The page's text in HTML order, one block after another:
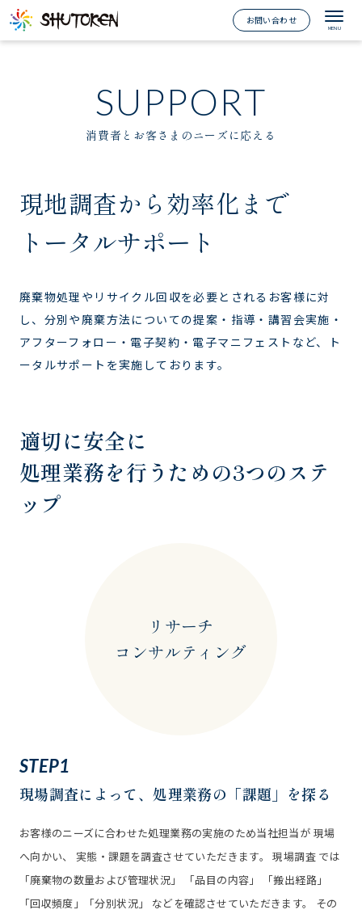
お問い合わせ
SUPPORT
消費者とお客さまのニーズに応える
現地調査から効率化まで
トータルサポート
廃棄物処理やリサイクル回収を必要とされるお客様に対
し、 分別や廃棄方法についての提案・指導・講習会実施・
アフターフォロー・電子契約・電子マニフェストなど、ト
ータルサポートを実施 しております。
適切に安全に
処理業務を行うための3つのステ
ップ
リサーチ
コンサルティング
STEP1
現場調査によって、処理業務の「課題」を探る
お客様のニーズに合わせた処理業務の実施のため当社担当が 現場
へ向かい、 実態・課題を調査させていただきます。 現場調査 では
「廃棄物の数量および管理状況」 「品目の内容」 「搬出経路」
「回収頻度」「分別状況」 などを確認させていただきます。 その